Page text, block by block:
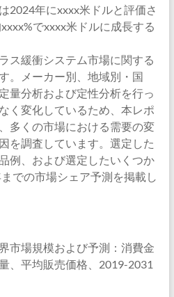
2024年にxxxx米ドルと評価さ
でxxxx米ドルに成長する
ス緩衝システム市場に関する
。メーカー別、地域別・国
量分析および定性分析を行っ
く変化しているため、本レポ
多くの市場における需要の変
を調査しています。選定した
例、および選定したいくつか
での市場シェア予測を掲載し
市場規模および予測：消費金
、平均販売価格、2019-2031